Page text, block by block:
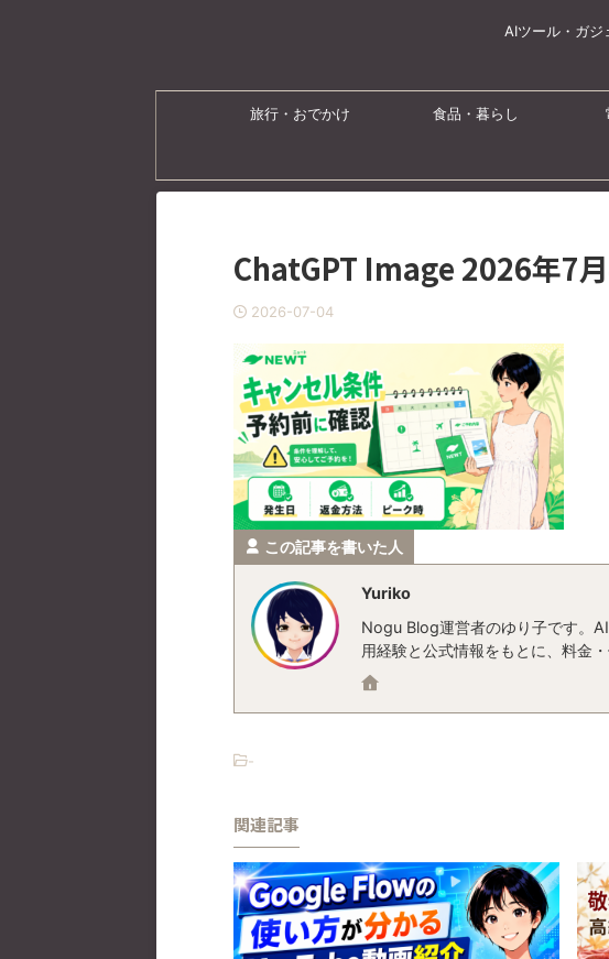
AIツール・ガジ
旅行・おでかけ 食品・暮らし
ChatGPT Image 2026年7
2026-07-04
この記事を書いた人
Yuriko
Nogu Blog運営者のゆり子です。
用経験と公式情報をもとに、料金
-
関連記事